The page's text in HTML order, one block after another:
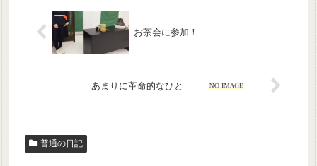
お茶会に参加！
あまりに革命的なひと
普通の日記